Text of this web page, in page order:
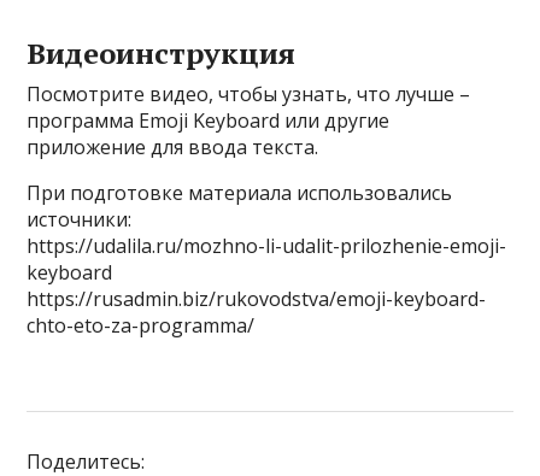
Видеоинструкция
Посмотрите видео, чтобы узнать, что лучше –
программа Emoji Keyboard или другие
приложение для ввода текста.
При подготовке материала использовались
источники:
https://udalila.ru/mozhno-li-udalit-prilozhenie-emoji-
keyboard
https://rusadmin.biz/rukovodstva/emoji-keyboard-
chto-eto-za-programma/
Поделитесь: